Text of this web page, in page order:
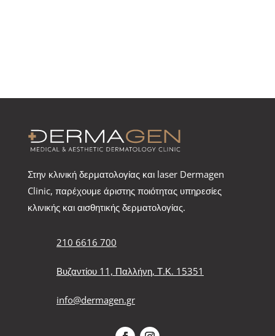
Στην κλινική δερματολογίας και laser Dermagen
Clinic, παρέχουμε άριστης ποιότητας υπηρεσίες
κλινικής και αισθητικής δερματολογίας.
210 6616 700
Βυζαντίου 11, Παλλήνη, Τ.Κ. 15351
info@dermagen.gr